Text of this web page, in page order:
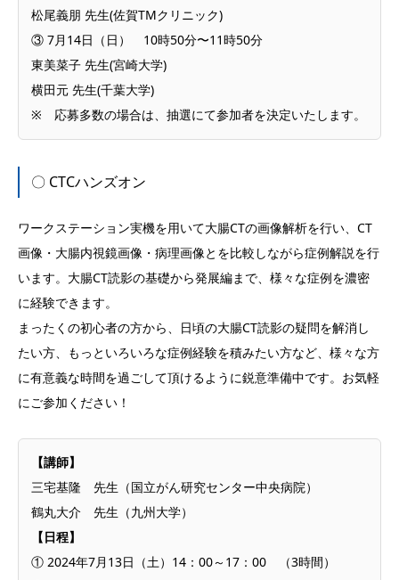
松尾義朋 先生(佐賀TMクリニック)
③ 7月14日（日） 10時50分〜11時50分
東美菜子 先生(宮崎大学)
横田元 先生(千葉大学)
※ 応募多数の場合は、抽選にて参加者を決定いたします。
〇 CTCハンズオン
ワークステーション実機を用いて大腸CTの画像解析を行い、CT
画像・大腸内視鏡画像・病理画像とを比較しながら症例解説を行
います。大腸CT読影の基礎から発展編まで、様々な症例を濃密
に経験できます。
まったくの初心者の方から、日頃の大腸CT読影の疑問を解消し
たい方、もっといろいろな症例経験を積みたい方など、様々な方
に有意義な時間を過ごして頂けるように鋭意準備中です。お気軽
にご参加ください！
【講師】
三宅基隆 先生（国立がん研究センター中央病院）
鶴丸大介 先生（九州大学）
【日程】
① 2024年7月13日（土）14：00～17：00 （3時間）